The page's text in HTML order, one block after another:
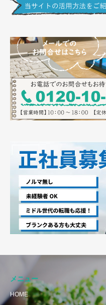
メニュー
HOME